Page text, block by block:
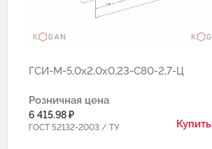
ГСИ-М-5,0х2,0х0,23-С80-2,7-Ц
Розничная цена
6 415.98 ₽
ГОСТ 52132-2003 / ТУ Купить